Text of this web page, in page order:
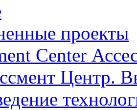
проекты
Center
Центр.